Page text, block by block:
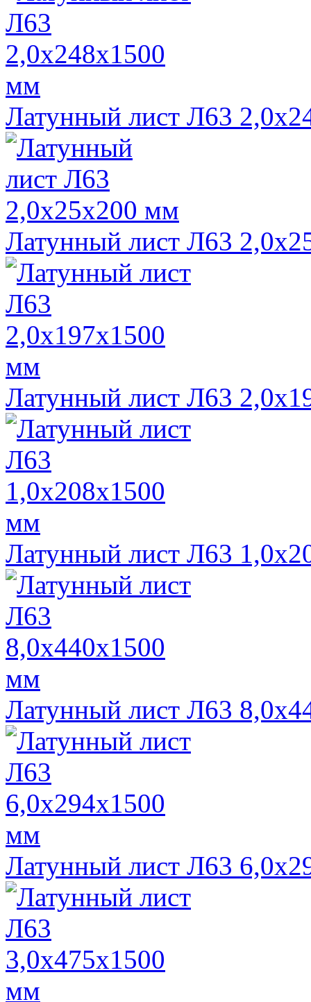
Латунный лист Л63
Латунный лист Л63
Латунный лист Л63
Латунный лист Л63
Латунный лист Л63
Латунный лист Л63